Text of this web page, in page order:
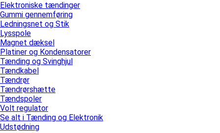
Elektroniske tændinger
Gummi gennemføring
Ledningsnet og Stik
Lysspole
Magnet dæksel
Platiner og Kondensatorer
Tænding og Svinghjul
Tændkabel
Tændrør
Tændrørshætte
Tændspoler
Volt regulator
Se alt i Tænding og Elektronik
Udstødning